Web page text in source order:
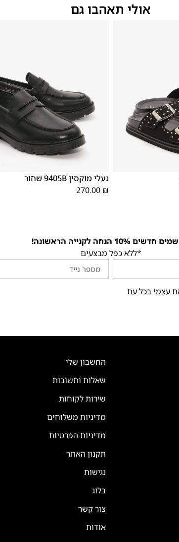
אולי תאהבו גם
נעלי מוקסין 9405B שחור
270.00 ₪
10% הנחה לקנייה הראשונה!
*ללא כפל מבצעים
עצמי בכל עת
החשבון שלי
שאלות ותשובות
שירות לקוחות
מדיניות משלוחים
מדיניות הפרטיות
תקנון האתר
נגישות
בלוג
צור קשר
אודות